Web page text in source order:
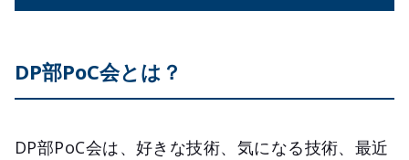
DP部PoC会とは？
DP部PoC会は、好きな技術、気になる技術、最近